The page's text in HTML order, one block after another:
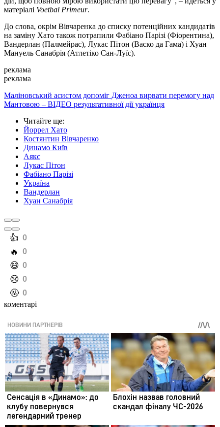
матеріалі Voetbal Primeur.
До слова, окрім Вівчаренка до списку потенційних кандидатів
на заміну Хато також потрапили Фабіано Парізі (Фіорентина),
Вандерлан (Палмейрас), Лукас Пітон (Васко да Гама) і Хуан
Мануель Санабрія (Атлетіко Сан-Луїс).
реклама
реклама
Маліновський асистом допоміг Дженоа вирвати перемогу над
Мантовою – ВІДЕО результативної дії українця
Читайте ще:
Йоррел Хато
Костянтин Вівчаренко
Динамо Київ
Аякс
Лукас Пітон
Фабіано Парізі
Україна
Вандерлан
Хуан Санабрія
️👍 0
️🔥 0
️😄 0
️😢 0
️🤬 0
коментарі